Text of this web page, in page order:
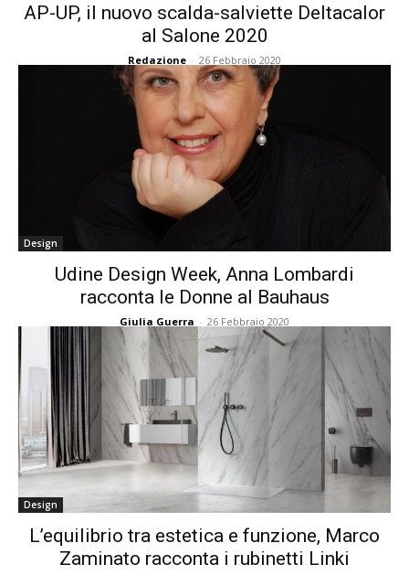
AP-UP, il nuovo scalda-salviette Deltacalor
al Salone 2020
Redazione - 26 Febbraio 2020
Design
Udine Design Week, Anna Lombardi
racconta le Donne al Bauhaus
Giulia Guerra - 26 Febbraio 2020
Design
L’equilibrio tra estetica e funzione, Marco
Zaminato racconta i rubinetti Linki